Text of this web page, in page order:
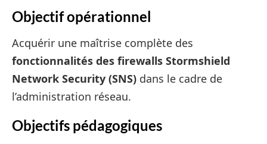
Objectif opérationnel
Acquérir une maîtrise complète des
fonctionnalités des firewalls Stormshield
Network Security (SNS) dans le cadre de
l’administration réseau.
Objectifs pédagogiques